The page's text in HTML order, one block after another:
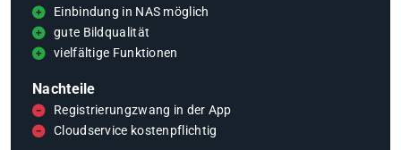
Einbindung in NAS möglich
gute Bildqualität
vielfältige Funktionen
Nachteile
Registrierungzwang in der App
Cloudservice kostenpflichtig